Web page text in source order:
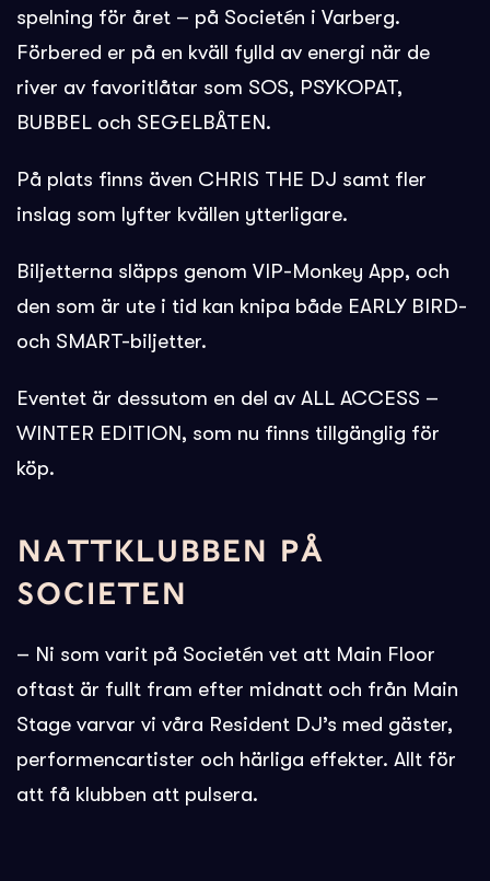
spelning för året – på Societén i Varberg.
Förbered er på en kväll fylld av energi när de
river av favoritlåtar som SOS, PSYKOPAT,
BUBBEL och SEGELBÅTEN.
På plats finns även CHRIS THE DJ samt fler
inslag som lyfter kvällen ytterligare.
Biljetterna släpps genom VIP-Monkey App, och
den som är ute i tid kan knipa både EARLY BIRD-
och SMART-biljetter.
Eventet är dessutom en del av ALL ACCESS –
WINTER EDITION, som nu finns tillgänglig för
köp.
NATTKLUBBEN PÅ
SOCIETEN
– Ni som varit på Societén vet att Main Floor
oftast är fullt fram efter midnatt och från Main
Stage varvar vi våra Resident DJ’s med gäster,
performencartister och härliga effekter. Allt för
att få klubben att pulsera.